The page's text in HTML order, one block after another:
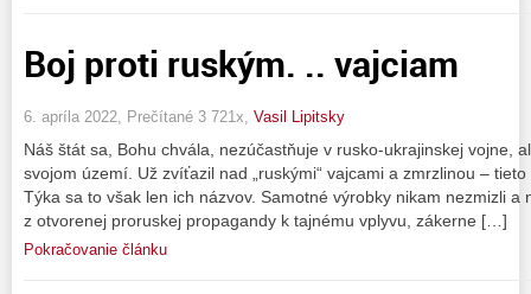
Boj proti ruským. .. vajciam
6. apríla 2022, Prečítané 3 721x, Vasil Lipitsky
Náš štát sa, Bohu chvála, nezúčastňuje v rusko-ukrajinskej vojne,
svojom území. Už zvíťazil nad „ruskými“ vajcami a zmrzlinou –
Týka sa to však len ich názvov. Samotné výrobky nikam nezmizli a
z otvorenej proruskej propagandy k tajnému vplyvu, zákerne […]
Pokračovanie článku